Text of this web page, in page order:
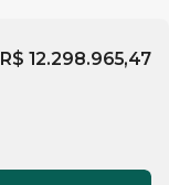
R$ 12.298.965,47